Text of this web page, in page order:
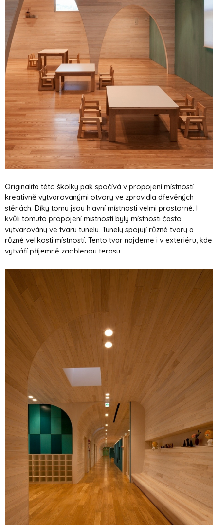
Originalita této školky pak spočívá v propojení místností
kreativně vytvarovanými otvory ve zpravidla dřevěných
stěnách. Díky tomu jsou hlavní místnosti velmi prostorné. I
kvůli tomuto propojení místností byly místnosti často
vytvarovány ve tvaru tunelu. Tunely spojují různé tvary a
různé velikosti místností. Tento tvar najdeme i v exteriéru, kde
vytváří příjemně zaoblenou terasu.